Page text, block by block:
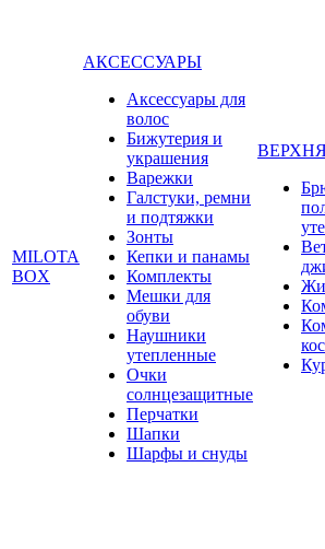
MILOTA
BOX
АКСЕССУАРЫ
Аксессуары для
волос
Бижутерия и
украшения
Варежки
Галстуки, ремни
и подтяжки
Зонты
Кепки и панамы
Комплекты
Мешки для
обуви
Наушники
утепленные
Очки
солнцезащитные
Перчатки
Шапки
Шарфы и снуды